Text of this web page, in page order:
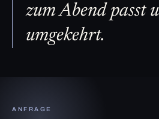
zum Abend passt
umgekehrt.
ANFRAGE